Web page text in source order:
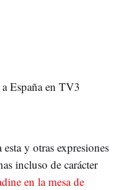
España en TV3
y otras expresiones
incluso de carácter
en la mesa de